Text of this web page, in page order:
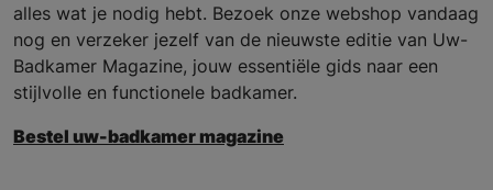
alles wat je nodig hebt. Bezoek onze webshop vandaag
nog en verzeker jezelf van de nieuwste editie van Uw-
Badkamer Magazine, jouw essentiële gids naar een
stijlvolle en functionele badkamer.
Bestel uw-badkamer magazine